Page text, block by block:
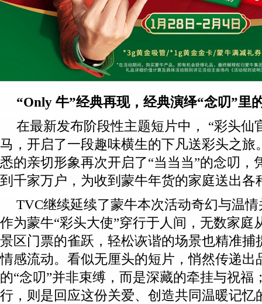
“Only 牛”经典再现，经典演绎“念叨”里
在最新发布阶段性主题短片中， “彩头仙
马，开启了一段趣味横生的下凡送彩头之旅
悉的亲切形象再次开启了“当当当”的念叨，
到千家万户，为收到蒙牛年货的家庭送出各
TVC继续延续了蒙牛本次活动奇幻与温
作为蒙牛“彩头大使”穿行于人间，无数家庭
景区门票的雀跃，轻松诙谐的场景也精准捕
情感流动。看似无厘头的短片，悄然传递出
的“念叨”并非束缚，而是深藏的牵挂与祝福
行，则是回应这份关爱、创造共同温暖记忆